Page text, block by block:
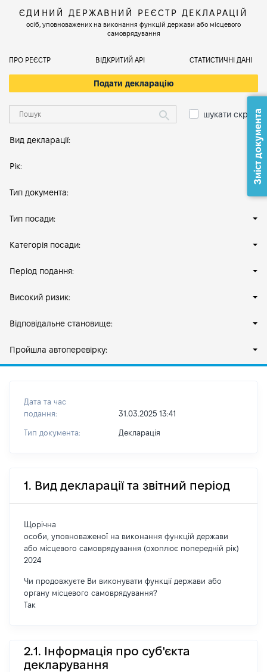
ЄДИНИЙ ДЕРЖАВНИЙ РЕЄСТР ДЕКЛАРАЦІЙ
осіб, уповноважених на виконання функцій держави або місцевого
самоврядування
ПРО РЕЄСТР ВІДКРИТИЙ АРІ СТАТИСТИЧНІ ДАНІ
Подати декларацію
шукати скрізь
Вид декларації:
Рік:
Тип документа:
Тип посади:
Категорія посади:
Період подання:
Високий ризик:
Відповідальне становище:
Пройшла автоперевірку:
Дата та час
подання:
31.03.2025 13:41
Тип документа: Декларація
1. Вид декларації та звітний період
Щорічна
особи, уповноваженої на виконання функцій держави
або місцевого самоврядування (охоплює попередній рік)
2024
Чи продовжуєте Ви виконувати функції держави або
органу місцевого самоврядування?
Так
2.1. Інформація про суб'єкта
декларування
Зміст документа